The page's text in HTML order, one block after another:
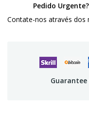
Pedido Urgente?
Contate-nos através dos
Guarantee